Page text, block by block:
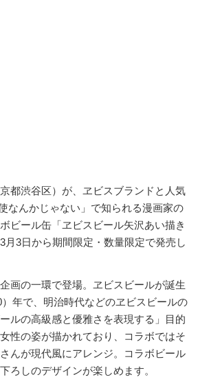
都渋谷区）が、ヱビスブランドと人気
なんかじゃない」で知られる漫画家の
ビール缶「ヱビスビール矢沢あい描き
月3日から期間限定・数量限定で発売し
画の一環で登場。ヱビスビールが誕生
年で、明治時代などのヱビスビールの
ルの高級感と優雅さを表現する」目的
性の姿が描かれており、コラボではそ
んが現代風にアレンジ。コラボビール
ろしのデザインが楽しめます。